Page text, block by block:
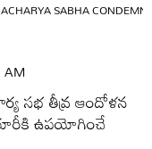
SABHA
AM
సభ తీవ్ర ఆందోళన
ఉపయోగించే